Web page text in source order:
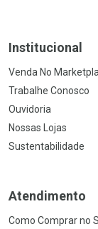
Institucional
Venda No
Trabalhe Conosco
Ouvidoria
Nossas Lojas
Sustentabilidade
Atendimento
Como Comprar no